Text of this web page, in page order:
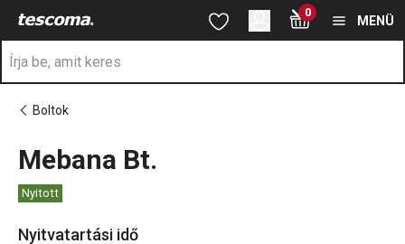
Ugrás a fő tartalomhoz
Ugrás a kereséshez
Ugrás a navigációhoz 0
MENÜ
Boltok
Mebana Bt.
Nyitott
Nyitvatartási idő